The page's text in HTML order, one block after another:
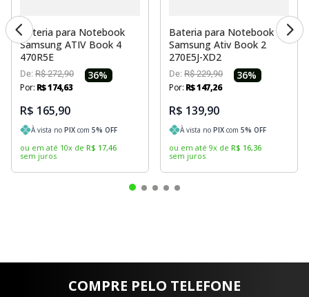
Bateria para Notebook
Samsung ATIV Book 4
470R5E
De: R$ 272,90 36%
Por: R$174,63
R$ 165,90
À vista no PIX com 5% OFF
ou em até 10x de R$ 17,46
sem juros
Bateria para Notebook
Samsung Ativ Book 2
270E5J-XD2
De: R$ 229,90 36%
Por: R$147,26
R$ 139,90
À vista no PIX com 5% OFF
ou em até 9x de R$ 16,36
sem juros
COMPRE PELO TELEFONE